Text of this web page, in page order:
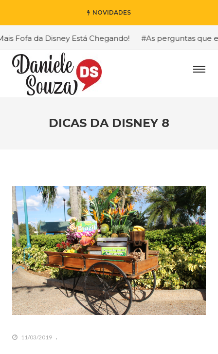
NOVIDADES
Fofa da Disney Está Chegando! #As perguntas que eu
DICAS DA DISNEY 8
11/03/2019